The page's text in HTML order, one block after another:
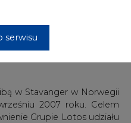
serwisuGrupy Kapitałowej
w Stavanger w Norwegii
2007 roku. Celem
Grupie Lotos udziału